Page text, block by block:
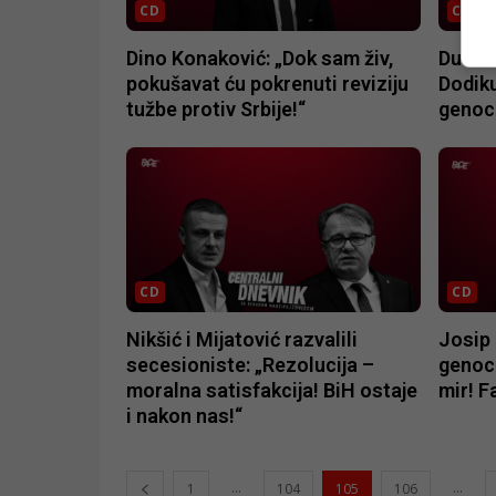
CD
Dino Konaković: „Dok sam živ,
pokušavat ću pokrenuti reviziju
tužbe protiv Srbije!“
CD
CD
Nikšić i Mijatović razvalili
secesioniste: „Rezolucija –
moralna satisfakcija! BiH ostaje
i nakon nas!“
CD
Josip
mir!
1 ... 104 105 106 ...